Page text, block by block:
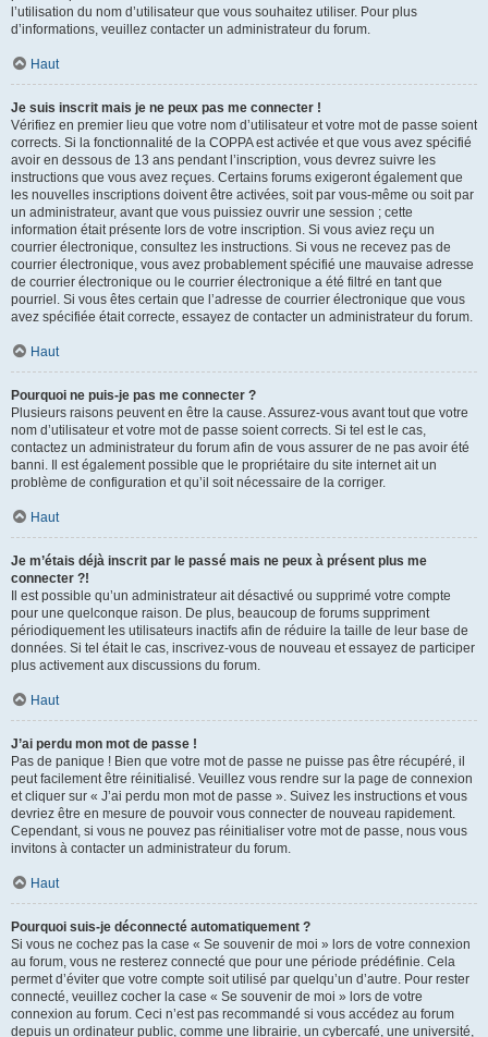
l’utilisation du nom d’utilisateur que vous souhaitez utiliser. Pour plus
d’informations, veuillez contacter un administrateur du forum.
Haut
Je suis inscrit mais je ne peux pas me connecter !
Vérifiez en premier lieu que votre nom d’utilisateur et votre mot de passe soient
corrects. Si la fonctionnalité de la COPPA est activée et que vous avez spécifié
avoir en dessous de 13 ans pendant l’inscription, vous devrez suivre les
instructions que vous avez reçues. Certains forums exigeront également que
les nouvelles inscriptions doivent être activées, soit par vous-même ou soit par
un administrateur, avant que vous puissiez ouvrir une session ; cette
information était présente lors de votre inscription. Si vous aviez reçu un
courrier électronique, consultez les instructions. Si vous ne recevez pas de
courrier électronique, vous avez probablement spécifié une mauvaise adresse
de courrier électronique ou le courrier électronique a été filtré en tant que
pourriel. Si vous êtes certain que l’adresse de courrier électronique que vous
avez spécifiée était correcte, essayez de contacter un administrateur du forum.
Haut
Pourquoi ne puis-je pas me connecter ?
Plusieurs raisons peuvent en être la cause. Assurez-vous avant tout que votre
nom d’utilisateur et votre mot de passe soient corrects. Si tel est le cas,
contactez un administrateur du forum afin de vous assurer de ne pas avoir été
banni. Il est également possible que le propriétaire du site internet ait un
problème de configuration et qu’il soit nécessaire de la corriger.
Haut
Je m’étais déjà inscrit par le passé mais ne peux à présent plus me
connecter ?!
Il est possible qu’un administrateur ait désactivé ou supprimé votre compte
pour une quelconque raison. De plus, beaucoup de forums suppriment
périodiquement les utilisateurs inactifs afin de réduire la taille de leur base de
données. Si tel était le cas, inscrivez-vous de nouveau et essayez de participer
plus activement aux discussions du forum.
Haut
J’ai perdu mon mot de passe !
Pas de panique ! Bien que votre mot de passe ne puisse pas être récupéré, il
peut facilement être réinitialisé. Veuillez vous rendre sur la page de connexion
et cliquer sur « J’ai perdu mon mot de passe ». Suivez les instructions et vous
devriez être en mesure de pouvoir vous connecter de nouveau rapidement.
Cependant, si vous ne pouvez pas réinitialiser votre mot de passe, nous vous
invitons à contacter un administrateur du forum.
Haut
Pourquoi suis-je déconnecté automatiquement ?
Si vous ne cochez pas la case « Se souvenir de moi » lors de votre connexion
au forum, vous ne resterez connecté que pour une période prédéfinie. Cela
permet d’éviter que votre compte soit utilisé par quelqu’un d’autre. Pour rester
connecté, veuillez cocher la case « Se souvenir de moi » lors de votre
connexion au forum. Ceci n’est pas recommandé si vous accédez au forum
depuis un ordinateur public, comme une librairie, un cybercafé, une université,